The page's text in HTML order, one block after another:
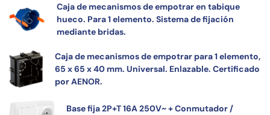
Caja de mecanismos de empotrar en tabique
hueco. Para 1 elemento. Sistema de fijación
mediante bridas.
Caja de mecanismos de empotrar para 1 elemento,
65 x 65 x 40 mm. Universal. Enlazable. Certificado
por AENOR.
Base fija 2P+T 16A 250V~ + Conmutador /